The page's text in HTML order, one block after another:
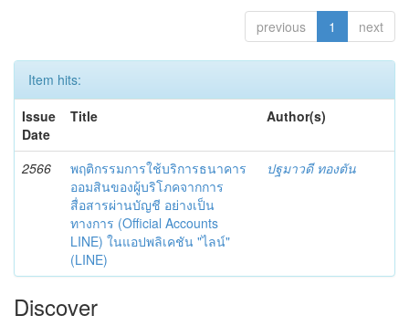
previous 1 next
Item hits:
Issue
Date
Title Author(s)
2566
พฤติกรรมการใช้บริการธนาคาร
ออมสินของผู้บริโภคจากการ
สื่อสารผ่านบัญชี อย่างเป็น
ทางการ (Official Accounts
LINE) ในแอปพลิเคชัน "ไลน์"
(LINE)
ปฐมาวดี ทองตัน
Discover